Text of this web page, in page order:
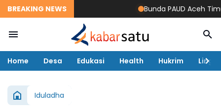
BREAKING NEWS Bunda PAUD Aceh Timur
Home Desa Edukasi Health Hukrim
Iduladha